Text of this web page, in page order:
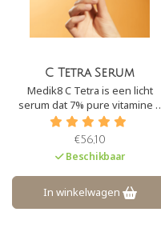
C Tetra Serum
Medik8 C Tetra is een licht
serum dat 7% pure vitamine C
bevat en daarnaast vitamine E.
Deze combinatie zorgt ervoor
dat de huid een prachtige ‘glow’
krijgt, de huid wordt hersteld en
zichtbare tekenen van
huidveroudering worden
aangepakt.
€56,10
Beschikbaar
In winkelwagen